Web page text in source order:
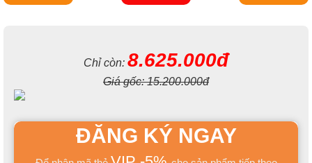
Chỉ còn: 8.625.000đ
Giá gốc:15.200.000đ
ĐĂNG KÝ NGAY